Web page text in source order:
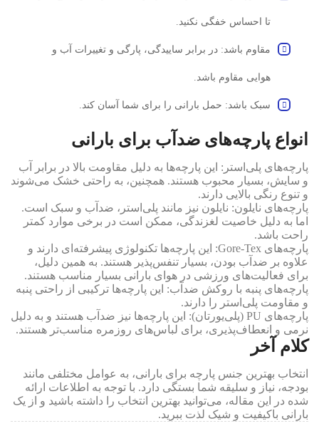
تا احساس خفگی نکنید.
مقاوم باشد: در برابر ساییدگی، پارگی و تغییرات آب و
هوایی مقاوم باشد.
سبک باشد: حمل بارانی را برای شما آسان کند.
انواع پارچه‌های ضدآب برای بارانی
پارچه‌های پلی‌استر: این پارچه‌ها به دلیل مقاومت بالا در برابر آب
و سایش، بسیار محبوب هستند. همچنین، به راحتی خشک می‌شوند
و تنوع رنگی بالایی دارند.
پارچه‌های نایلون: نایلون نیز مانند پلی‌استر، ضدآب و سبک است.
اما به دلیل خاصیت لغزندگی، ممکن است در برخی موارد کمتر
راحت باشد.
پارچه‌های Gore-Tex: این پارچه‌ها تکنولوژی پیشرفته‌ای دارند و
علاوه بر ضدآب بودن، بسیار تنفس‌پذیر هستند. به همین دلیل،
برای فعالیت‌های ورزشی در هوای بارانی بسیار مناسب هستند.
پارچه‌های پنبه با روکش ضدآب: این پارچه‌ها ترکیبی از راحتی پنبه
و مقاومت پلی‌استر را دارند.
پارچه‌های PU (پلی‌یورتان): این پارچه‌ها نیز ضدآب هستند و به دلیل
نرمی و انعطاف‌پذیری، برای لباس‌های روزمره مناسب‌تر هستند.
کلام آخر
انتخاب بهترین جنس پارچه برای بارانی، به عوامل مختلفی مانند
بودجه، نیاز و سلیقه شما بستگی دارد. با توجه به اطلاعات ارائه
شده در این مقاله، می‌توانید بهترین انتخاب را داشته باشید و از یک
بارانی باکیفیت و شیک لذت ببرید.